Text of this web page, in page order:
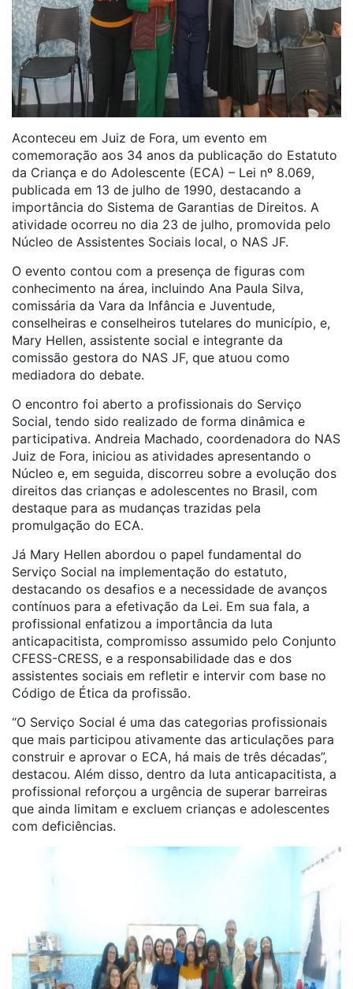
Aconteceu em Juiz de Fora, um evento em
comemoração aos 34 anos da publicação do Estatuto
da Criança e do Adolescente (ECA) – Lei nº 8.069,
publicada em 13 de julho de 1990, destacando a
importância do Sistema de Garantias de Direitos. A
atividade ocorreu no dia 23 de julho, promovida pelo
Núcleo de Assistentes Sociais local, o NAS JF.
O evento contou com a presença de figuras com
conhecimento na área, incluindo Ana Paula Silva,
comissária da Vara da Infância e Juventude,
conselheiras e conselheiros tutelares do município, e,
Mary Hellen, assistente social e integrante da
comissão gestora do NAS JF, que atuou como
mediadora do debate.
O encontro foi aberto a profissionais do Serviço
Social, tendo sido realizado de forma dinâmica e
participativa. Andreia Machado, coordenadora do NAS
Juiz de Fora, iniciou as atividades apresentando o
Núcleo e, em seguida, discorreu sobre a evolução dos
direitos das crianças e adolescentes no Brasil, com
destaque para as mudanças trazidas pela
promulgação do ECA.
Já Mary Hellen abordou o papel fundamental do
Serviço Social na implementação do estatuto,
destacando os desafios e a necessidade de avanços
contínuos para a efetivação da Lei. Em sua fala, a
profissional enfatizou a importância da luta
anticapacitista, compromisso assumido pelo Conjunto
CFESS-CRESS, e a responsabilidade das e dos
assistentes sociais em refletir e intervir com base no
Código de Ética da profissão.
“O Serviço Social é uma das categorias profissionais
que mais participou ativamente das articulações para
construir e aprovar o ECA, há mais de três décadas”,
destacou. Além disso, dentro da luta anticapacitista, a
profissional reforçou a urgência de superar barreiras
que ainda limitam e excluem crianças e adolescentes
com deficiências.